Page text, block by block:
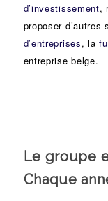
d’investissement,
proposer
d’entreprises, la
entreprise belge.
Le groupe
Chaque